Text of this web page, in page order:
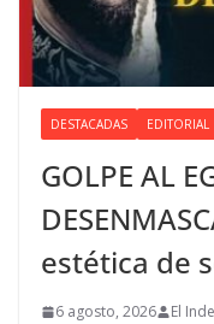
DESTACADAS EDITORIAL
GOLPE AL
estética de
6 agosto, 2026 El